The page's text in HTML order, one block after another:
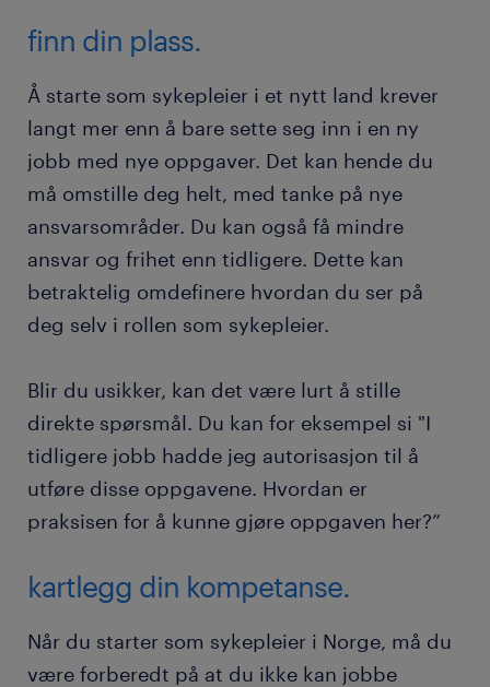
Land med strengere regelverk
Sterkt begrenset eller forbudt for sykepleiere.
observasjon.
Land med strengere regelverk
Legene lager planen og sykepleierne
gjennomfører.
Høy autonomi (Norge)
Sykepleier har myndighet til å igangsette
innsatsteam.
Land med strengere regelverk
Krever ofte godkjenning fra lege for å
involvere andre.
finn din plass.
Å starte som sykepleier i et nytt land krever
langt mer enn å bare sette seg inn i en ny
jobb med nye oppgaver. Det kan hende du
må omstille deg helt, med tanke på nye
ansvarsområder. Du kan også få mindre
ansvar og frihet enn tidligere. Dette kan
betraktelig omdefinere hvordan du ser på
deg selv i rollen som sykepleier.
Blir du usikker, kan det være lurt å stille
direkte spørsmål. Du kan for eksempel si "I
tidligere jobb hadde jeg autorisasjon til å
utføre disse oppgavene. Hvordan er
praksisen for å kunne gjøre oppgaven her?”
kartlegg din kompetanse.
Når du starter som sykepleier i Norge, må du
være forberedt på at du ikke kan jobbe